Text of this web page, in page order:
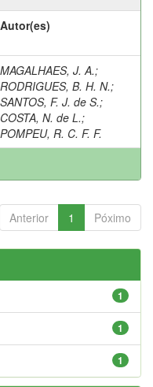
Autor(es)
MAGALHAES, J. A.;
RODRIGUES, B. H. N.;
SANTOS, F. J. de S.;
COSTA, N. de L.;
POMPEU, R. C. F. F.
Anterior 1 Póximo
1
1
1